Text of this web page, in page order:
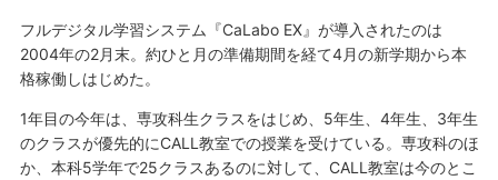
フルデジタル学習システム『CaLabo EX』が導入されたのは
2004年の2月末。約ひと月の準備期間を経て4月の新学期から本
格稼働しはじめた。
1年目の今年は、専攻科生クラスをはじめ、5年生、4年生、3年生
のクラスが優先的にCALL教室での授業を受けている。専攻科のほ
か、本科5学年で25クラスあるのに対して、CALL教室は今のとこ